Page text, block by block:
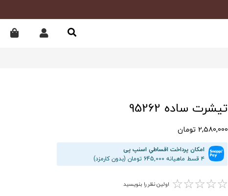
تیشرت ساده 95262
2,580,000 تومان
امکان پرداخت اقساطیِ اسنپ پی
۴ قسط ماهیانه 645,000 تومان (بدون کارمزد)
☆
☆
☆
☆
☆ اولین نظر را بنویسید